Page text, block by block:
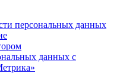
персональных данных
данных с